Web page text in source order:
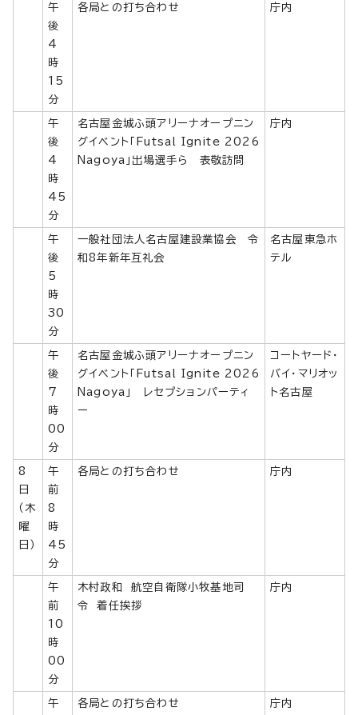
午
後
4
時
15
分
各局との打ち合わせ 庁内
午
後
4
時
45
分
名古屋金城ふ頭アリーナオープニン
グイベント「Futsal Ignite 2026
Nagoya」出場選手ら 表敬訪問
庁内
午
後
5
時
30
分
一般社団法人名古屋建設業協会 令
和8年新年互礼会
名古屋東急ホ
テル
午
後
7
時
00
分
名古屋金城ふ頭アリーナオープニン
グイベント「Futsal Ignite 2026
Nagoya」 レセプションパーティ
ー
コートヤード・
バイ・マリオッ
ト名古屋
8
日
（木
曜
日）
午
前
8
時
45
分
各局との打ち合わせ 庁内
午
前
10
時
00
分
木村政和 航空自衛隊小牧基地司
令 着任挨拶
庁内
午 各局との打ち合わせ 庁内